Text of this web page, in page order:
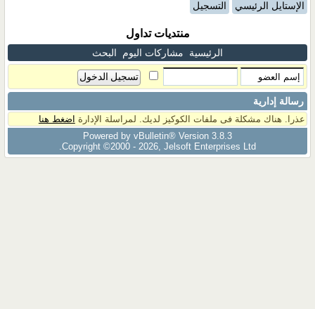
الإستايل الرئيسي التسجيل
منتديات تداول
الرئيسية مشاركات اليوم البحث
رسالة إدارية
عذرا. هناك مشكلة فى ملفات الكوكيز لديك. لمراسلة الإدارة اضغط هنا
Powered by vBulletin® Version 3.8.3
Copyright ©2000 - 2026, Jelsoft Enterprises Ltd.